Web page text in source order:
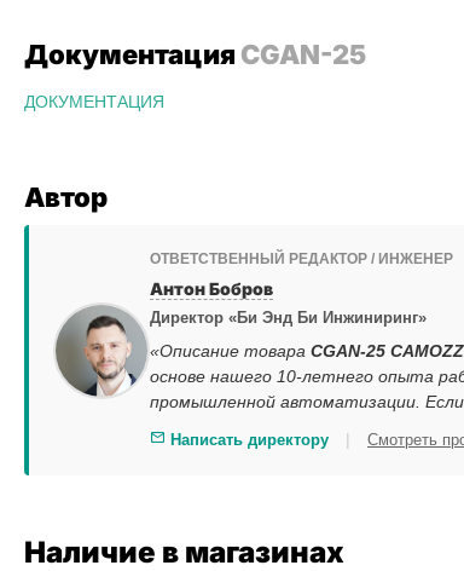
Документация CGAN-25
ДОКУМЕНТАЦИЯ
Автор
ОТВЕТСТВЕННЫЙ РЕДАКТОР / ИНЖЕНЕР
Антон Бобров
Директор «Би Энд Би Инжиниринг»
«Описание товара CGAN-25
основе нашего 10-летнего опыта
промышленной автоматизации.
Написать директору | Смотреть
Наличие в магазинах